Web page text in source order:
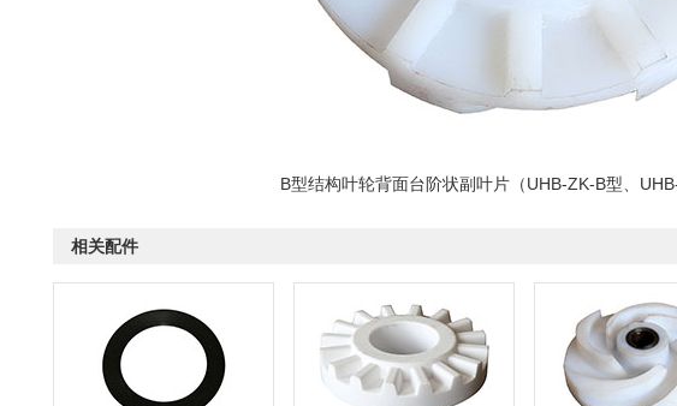
B型结构叶轮背面台阶状副叶片（UHB-ZK-B型、
相关配件